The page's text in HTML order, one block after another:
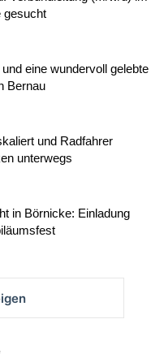
gesucht
eine wundervoll gelebte
Bernau
und Radfahrer
unterwegs
in Börnicke: Einladung